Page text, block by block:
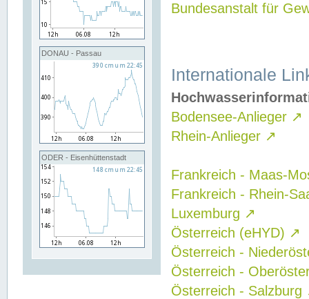
DONAU - Passau
ODER - Eisenhüttenstadt
Bundesanstalt für
Internationale
Bodensee-Anlieger ↗
Rhein-Anlieger ↗
Frankreich - Maas-
Frankreich - Rhein-
Luxemburg ↗
Österreich (eHYD) ↗
Österreich -
Österreich -
Österreich - Salzburg